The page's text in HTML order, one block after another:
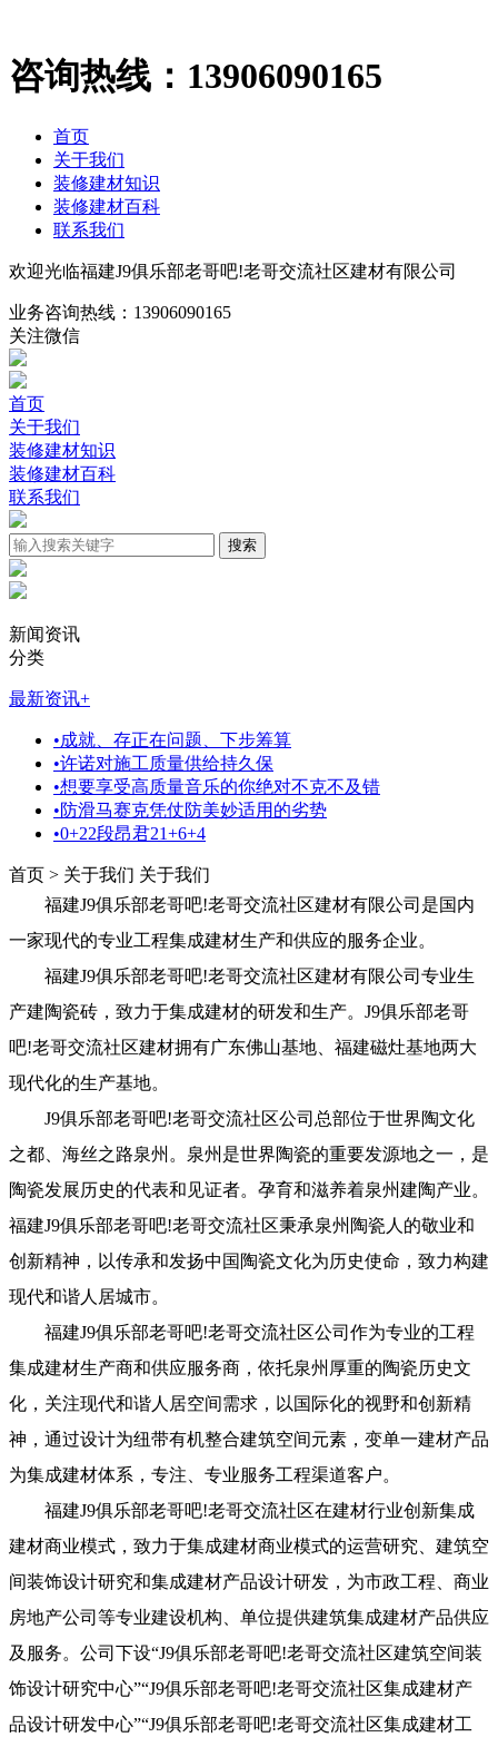
咨询热线： 13906090165
首页
关于我们
装修建材知识
装修建材百科
联系我们
欢迎光临福建J9俱乐部老哥吧!老哥交流社区建材有限公司
业务咨询热线： 13906090165
关注微信
首页
关于我们
装修建材知识
装修建材百科
联系我们
新闻资讯
分类
最新资讯+
•成就、存正在问题、下步筹算
•许诺对施工质量供给持久保
•想要享受高质量音乐的你绝对不克不及错
•防滑马赛克凭仗防美妙适用的劣势
•0+22段昂君21+6+4
首页 > 关于我们 关于我们
福建J9俱乐部老哥吧!老哥交流社区建材有限公司是国内
一家现代的专业工程集成建材生产和供应的服务企业。
福建J9俱乐部老哥吧!老哥交流社区建材有限公司专业生
产建陶瓷砖，致力于集成建材的研发和生产。J9俱乐部老哥
吧!老哥交流社区建材拥有广东佛山基地、福建磁灶基地两大
现代化的生产基地。
J9俱乐部老哥吧!老哥交流社区公司总部位于世界陶文化
之都、海丝之路泉州。泉州是世界陶瓷的重要发源地之一，是
陶瓷发展历史的代表和见证者。孕育和滋养着泉州建陶产业。
福建J9俱乐部老哥吧!老哥交流社区秉承泉州陶瓷人的敬业和
创新精神，以传承和发扬中国陶瓷文化为历史使命，致力构建
现代和谐人居城市。
福建J9俱乐部老哥吧!老哥交流社区公司作为专业的工程
集成建材生产商和供应服务商，依托泉州厚重的陶瓷历史文
化，关注现代和谐人居空间需求，以国际化的视野和创新精
神，通过设计为纽带有机整合建筑空间元素，变单一建材产品
为集成建材体系，专注、专业服务工程渠道客户。
福建J9俱乐部老哥吧!老哥交流社区在建材行业创新集成
建材商业模式，致力于集成建材商业模式的运营研究、建筑空
间装饰设计研究和集成建材产品设计研发，为市政工程、商业
房地产公司等专业建设机构、单位提供建筑集成建材产品供应
及服务。公司下设“J9俱乐部老哥吧!老哥交流社区建筑空间装
饰设计研究中心”“J9俱乐部老哥吧!老哥交流社区集成建材产
品设计研发中心”“J9俱乐部老哥吧!老哥交流社区集成建材工